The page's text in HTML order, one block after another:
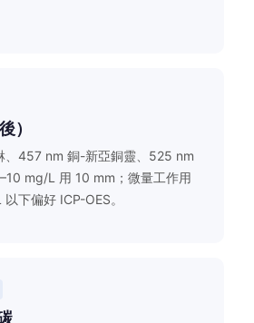
）
、457 nm 銅-新亞銅靈、525 nm
mg/L 用 10 mm；微量工作用
下偏好 ICP-OES。